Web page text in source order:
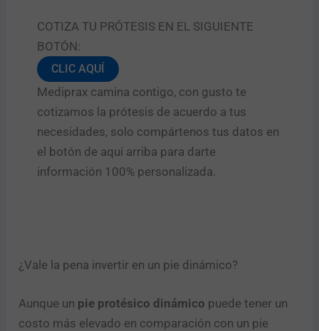
COTIZA TU PRÓTESIS EN EL SIGUIENTE
BOTÓN:
CLIC AQUÍ
Mediprax camina contigo, con gusto te
cotizamos la prótesis de acuerdo a tus
necesidades, solo compártenos tus datos en
el botón de aquí arriba para darte
información 100% personalizada.
¿Vale la pena invertir en un pie dinámico?
Aunque un pie protésico dinámico puede tener un
costo más elevado en comparación con un pie